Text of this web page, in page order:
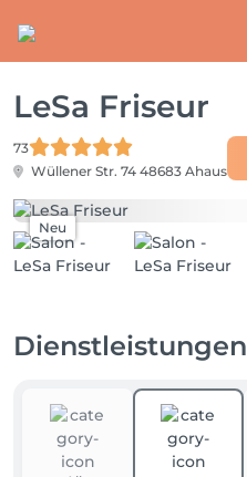
LeSa Friseur
73
Wüllener Str. 74 48683 Ahaus
Neu
Dienstleistungen